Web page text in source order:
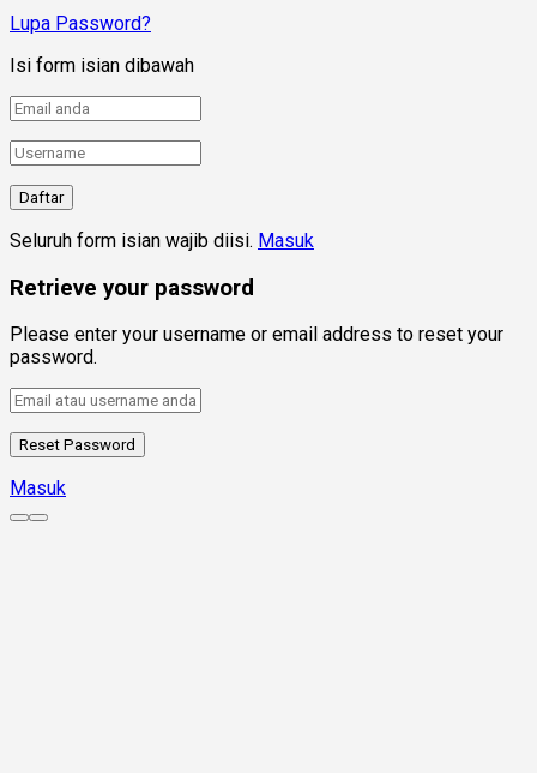
Lupa Password?
Isi form isian dibawah
Seluruh form isian wajib diisi. Masuk
Retrieve your password
Please enter your username or email address to reset your
password.
Masuk